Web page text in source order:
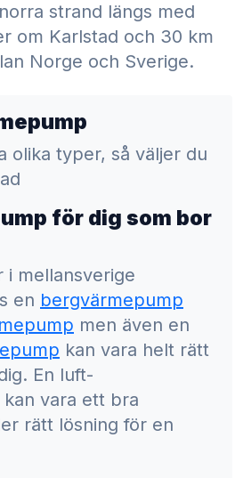
strand längs med
om Karlstad och 30 km
Norge och Sverige.
olika typer, så väljer du
för dig som bor
i mellansverige
en bergvärmepump
men även en
kan vara helt rätt
En luft-
vara ett bra
rätt lösning för en